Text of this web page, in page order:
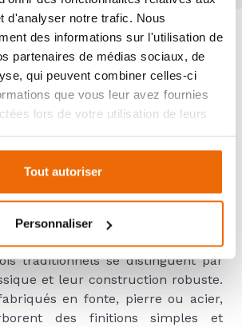
d'analyser notre trafic. Nous
des informations sur l'utilisation de
partenaires de médias sociaux, de
qui peuvent combiner celles-ci
que vous leur avez fournies
lors de votre utilisation de leurs
Tout autoriser
Personnaliser
À BOIS
ROBUSTES
reconnaître un poêle
?
traditionnels se distinguent par
et leur construction robuste.
en fonte, pierre ou acier,
des finitions simples et